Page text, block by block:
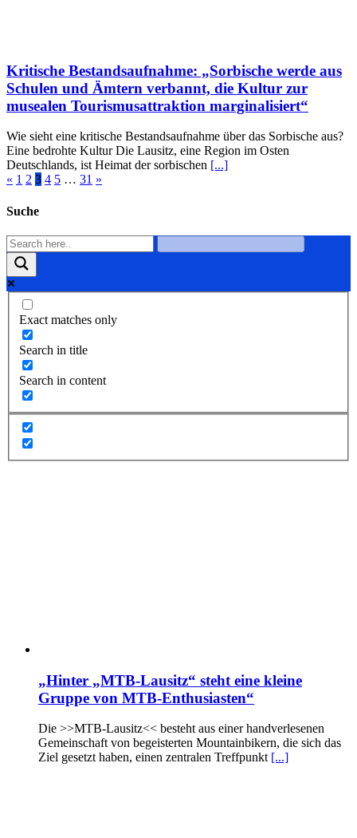
Kritische Bestandsaufnahme: „Sorbische werde aus
Schulen und Ämtern verbannt, die Kultur zur
musealen Tourismusattraktion marginalisiert“
Wie sieht eine kritische Bestandsaufnahme über das Sorbische aus?
Eine bedrohte Kultur Die Lausitz, eine Region im Osten
Deutschlands, ist Heimat der sorbischen [...]
« 1 2 3 4 5 … 31 »
Suche
Exact matches only
Search in title
Search in content
„Hinter „MTB-Lausitz“ steht eine kleine
Gruppe von MTB-Enthusiasten“
Die >>MTB-Lausitz<< besteht aus einer handverlesenen
Gemeinschaft von begeisterten Mountainbikern, die sich das
Ziel gesetzt haben, einen zentralen Treffpunkt [...]